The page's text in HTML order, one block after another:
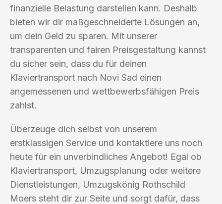
finanzielle Belastung darstellen kann. Deshalb
bieten wir dir maßgeschneiderte Lösungen an,
um dein Geld zu sparen. Mit unserer
transparenten und fairen Preisgestaltung kannst
du sicher sein, dass du für deinen
Klaviertransport nach Novi Sad einen
angemessenen und wettbewerbsfähigen Preis
zahlst.
Überzeuge dich selbst von unserem
erstklassigen Service und kontaktiere uns noch
heute für ein unverbindliches Angebot! Egal ob
Klaviertransport, Umzugsplanung oder weitere
Dienstleistungen, Umzugskönig Rothschild
Moers steht dir zur Seite und sorgt dafür, dass